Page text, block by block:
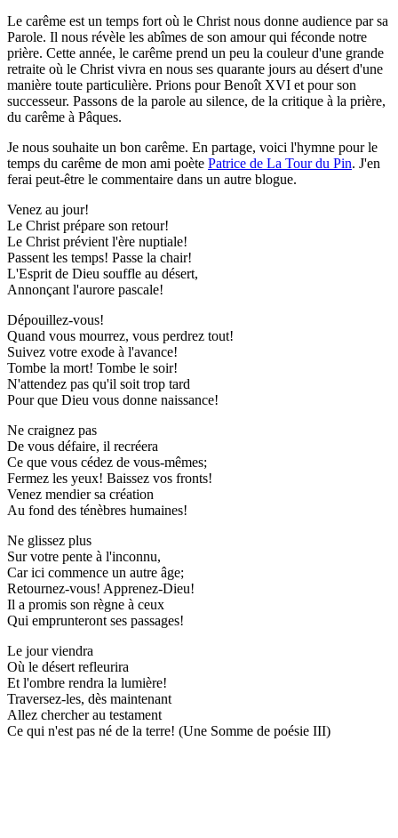
Le carême est un temps fort où le Christ nous donne audience par sa
Parole. Il nous révèle les abîmes de son amour qui féconde notre
prière. Cette année, le carême prend un peu la couleur d'une grande
retraite où le Christ vivra en nous ses quarante jours au désert d'une
manière toute particulière. Prions pour Benoît XVI et pour son
successeur. Passons de la parole au silence, de la critique à la prière,
du carême à Pâques.
Je nous souhaite un bon carême. En partage, voici l'hymne pour le
temps du carême de mon ami poète Patrice de La Tour du Pin. J'en
ferai peut-être le commentaire dans un autre blogue.
Venez au jour!
Le Christ prépare son retour!
Le Christ prévient l'ère nuptiale!
Passent les temps! Passe la chair!
L'Esprit de Dieu souffle au désert,
Annonçant l'aurore pascale!
Dépouillez-vous!
Quand vous mourrez, vous perdrez tout!
Suivez votre exode à l'avance!
Tombe la mort! Tombe le soir!
N'attendez pas qu'il soit trop tard
Pour que Dieu vous donne naissance!
Ne craignez pas
De vous défaire, il recréera
Ce que vous cédez de vous-mêmes;
Fermez les yeux! Baissez vos fronts!
Venez mendier sa création
Au fond des ténèbres humaines!
Ne glissez plus
Sur votre pente à l'inconnu,
Car ici commence un autre âge;
Retournez-vous! Apprenez-Dieu!
Il a promis son règne à ceux
Qui emprunteront ses passages!
Le jour viendra
Où le désert refleurira
Et l'ombre rendra la lumière!
Traversez-les, dès maintenant
Allez chercher au testament
Ce qui n'est pas né de la terre! (Une Somme de poésie III)